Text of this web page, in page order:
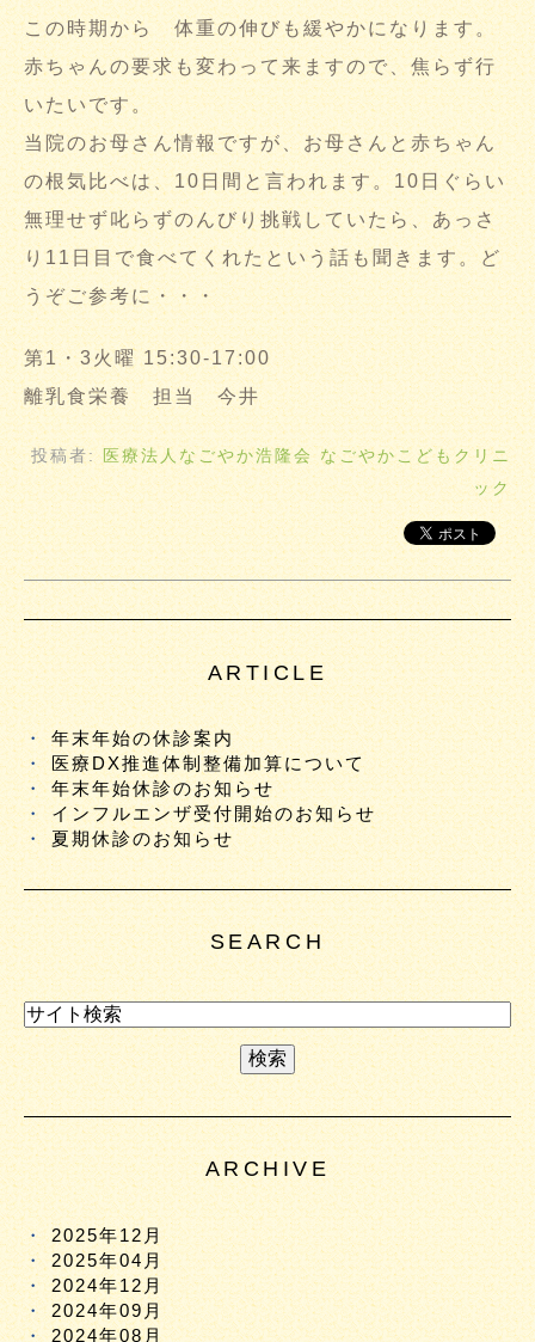
この時期から 体重の伸びも緩やかになります。
赤ちゃんの要求も変わって来ますので、焦らず行
いたいです。
当院のお母さん情報ですが、お母さんと赤ちゃん
の根気比べは、10日間と言われます。10日ぐらい
無理せず叱らずのんびり挑戦していたら、あっさ
り11日目で食べてくれたという話も聞きます。ど
うぞご参考に・・・
第1・3火曜 15:30-17:00
離乳食栄養 担当 今井
投稿者: 医療法人なごやか浩隆会 なごやかこどもクリニ
ック
ARTICLE
年末年始の休診案内
医療DX推進体制整備加算について
年末年始休診のお知らせ
インフルエンザ受付開始のお知らせ
夏期休診のお知らせ
SEARCH
ARCHIVE
2025年12月
2025年04月
2024年12月
2024年09月
2024年08月